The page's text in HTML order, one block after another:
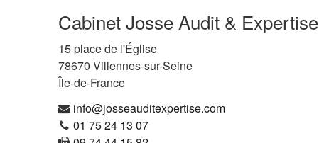
Cabinet Josse Audit & Expertise
15 place de l'Église
78670 Villennes-sur-Seine
Île-de-France
info@josseauditexpertise.com
01 75 24 13 07